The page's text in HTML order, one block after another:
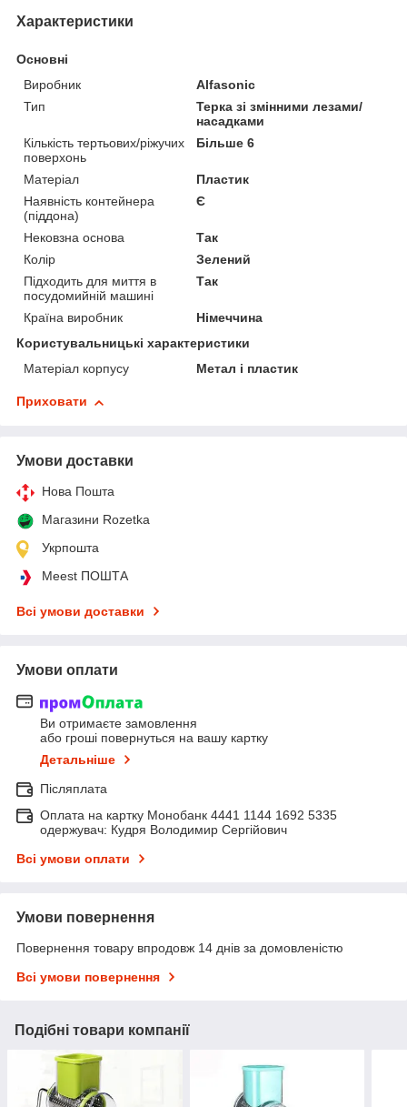
Характеристики
Основні
Виробник
Alfasonic
Тип
Терка зі змінними лезами/
насадками
Кількість тертьових/ріжучих
поверхонь
Більше 6
Матеріал
Пластик
Наявність контейнера
(піддона)
Є
Нековзна основа
Так
Колір
Зелений
Підходить для миття в
посудомийній машині
Так
Країна виробник
Німеччина
Користувальницькі характеристики
Матеріал корпусу
Метал і пластик
Приховати
Умови доставки
Нова Пошта
Магазини Rozetka
Укрпошта
Meest ПОШТА
Всі умови доставки
Умови оплати
Ви отримаєте замовлення
або гроші повернуться на вашу картку
Детальніше
Післяплата
Оплата на картку Монобанк 4441 1144 1692 5335
одержувач: Кудря Володимир Сергійович
Всі умови оплати
Умови повернення
Повернення товару впродовж 14 днів за домовленістю
Всі умови повернення
Подібні товари компанії